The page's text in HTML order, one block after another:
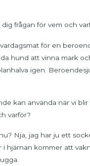
frågan för vem och
för en
hund att vinna mark
igen.
kan använda när vi blir
varför?
Nja, jag har ju ett
hjärnan kommer att